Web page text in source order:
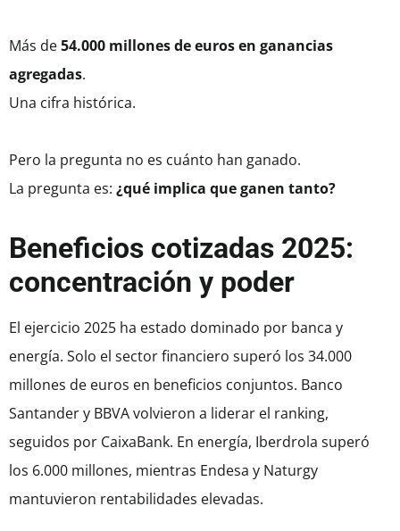
Más de54.000 millones de euros en ganancias
agregadas.
Una cifra histórica.
Pero la pregunta no es cuánto han ganado.
La pregunta es: ¿qué implica que ganen tanto?
Beneficios cotizadas 2025:
concentración y poder
El ejercicio 2025 ha estado dominado por banca y
energía. Solo el sector financiero superó los 34.000
millones de euros en beneficios conjuntos. Banco
Santander y BBVA volvieron a liderar el ranking,
seguidos por CaixaBank. En energía, Iberdrola superó
los 6.000 millones, mientras Endesa y Naturgy
mantuvieron rentabilidades elevadas.